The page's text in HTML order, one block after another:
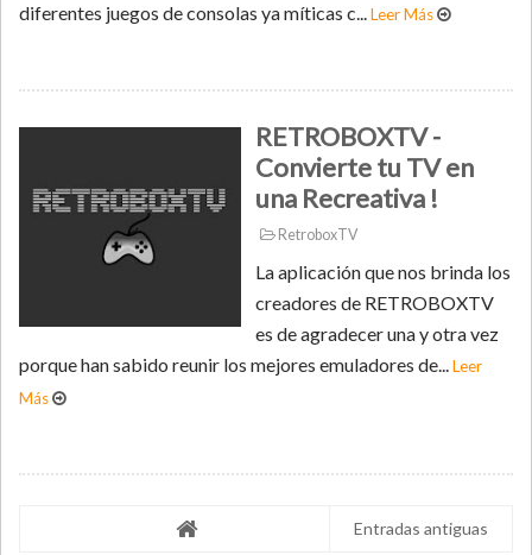
diferentes juegos de consolas ya míticas c...Leer Más
RETROBOXTV -
Convierte tu TV en
una Recreativa !
RetroboxTV
La aplicación que nos brinda los
creadores de RETROBOXTV
es de agradecer una y otra vez
porque han sabido reunir los mejores emuladores de...Leer
Más
Entradas antiguas